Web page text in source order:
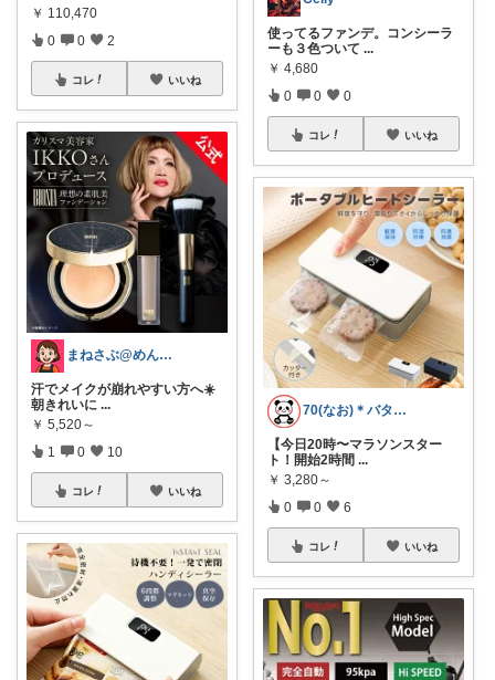
￥ 110,470
0 0 2
コレ いいね
まねさぶ@めんどくさい→快適
汗でメイクが崩れやすい方へ☀️
朝きれいに ...
￥ 5,520～
1 0 10
コレ いいね
使ってるファンデ。コンシーラ
ーも３色ついて ...
￥ 4,680
0 0 0
コレ いいね
70(なお)＊バタバタな毎日をご機嫌に♡
【今日20時〜マラソンスター
ト！開始2時間 ...
￥ 3,280～
0 0 6
コレ いいね